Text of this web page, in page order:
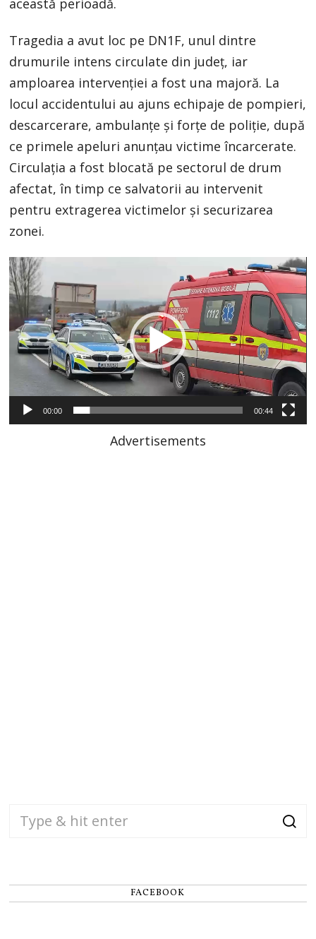
Tragedia a avut loc pe DN1F, unul dintre
drumurile intens circulate din județ, iar
amploarea intervenției a fost una majoră. La
locul accidentului au ajuns echipaje de pompieri,
descarcerare, ambulanțe și forțe de poliție, după
ce primele apeluri anunțau victime încarcerate.
Circulația a fost blocată pe sectorul de drum
afectat, în timp ce salvatorii au intervenit
pentru extragerea victimelor și securizarea
zonei.
Player
video
00:00 00:44
Advertisements
FACEBOOK